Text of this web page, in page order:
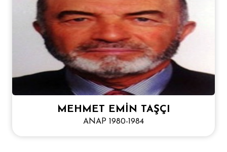
MEHMET EMİN TAŞÇI
ANAP 1980-1984